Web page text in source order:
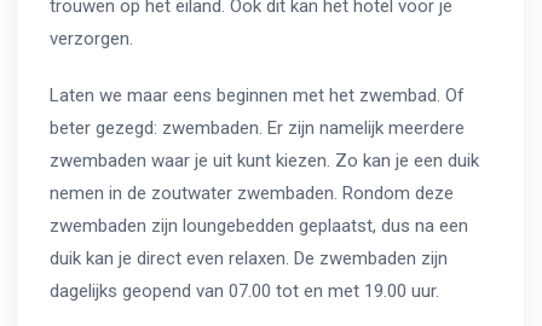
trouwen op het eiland. Ook dit kan het hotel voor je
verzorgen.
Laten we maar eens beginnen met het zwembad. Of
beter gezegd: zwembaden. Er zijn namelijk meerdere
zwembaden waar je uit kunt kiezen. Zo kan je een duik
nemen in de zoutwater zwembaden. Rondom deze
zwembaden zijn loungebedden geplaatst, dus na een
duik kan je direct even relaxen. De zwembaden zijn
dagelijks geopend van 07.00 tot en met 19.00 uur.